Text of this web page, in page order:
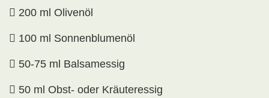
 200 ml Olivenöl
 100 ml Sonnenblumenöl
 50-75 ml Balsamessig
 50 ml Obst- oder Kräuteressig